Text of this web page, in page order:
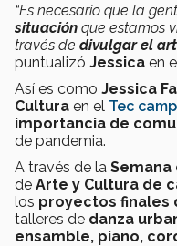
“Es necesario que la
situación que estamos
través de divulgar el
puntualizó Jessica en
Así es como Jessica
Cultura en el Tec
importancia de
de pandemia.
A través de la Semana
de Arte y Cultura de
los proyectos finales
talleres de danza
ensamble, piano,